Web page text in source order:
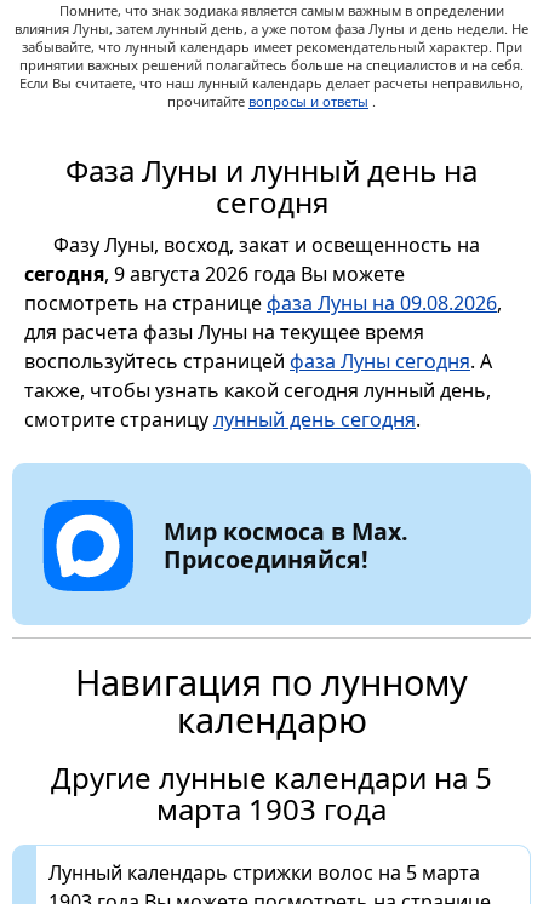
Помните, что знак зодиака является самым важным в определении
влияния Луны, затем лунный день, а уже потом фаза Луны и день недели. Не
забывайте, что лунный календарь имеет рекомендательный характер. При
принятии важных решений полагайтесь больше на специалистов и на себя.
Если Вы считаете, что наш лунный календарь делает расчеты неправильно,
прочитайте вопросы и ответы .
Фаза Луны и лунный день на
сегодня
Фазу Луны, восход, закат и освещенность на
сегодня, 9 августа 2026 года Вы можете
посмотреть на страницефаза Луны на 09.08.2026,
для расчета фазы Луны на текущее время
воспользуйтесь страницей фаза Луны сегодня. А
также, чтобы узнать какой сегодня лунный день,
смотрите страницулунный день сегодня.
Мир космоса в Max.
Присоединяйся!
Навигация по лунному
календарю
Другие лунные календари на 5
марта 1903 года
Лунный календарь стрижки волос на 5 марта